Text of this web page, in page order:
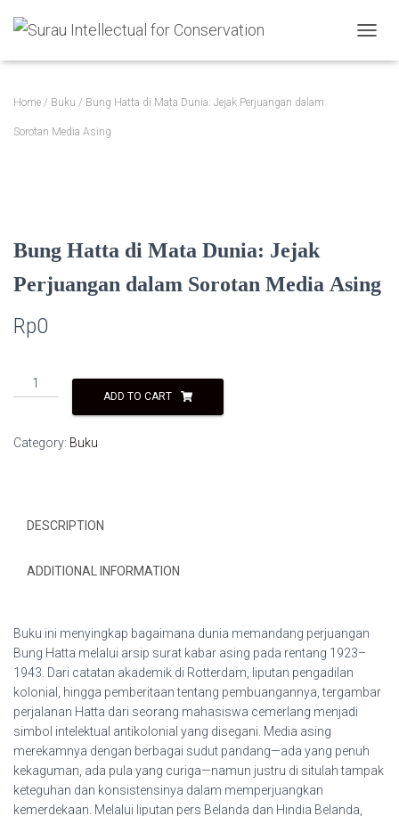
Home / Buku / Bung Hatta di Mata Dunia: Jejak Perjuangan dalam
Sorotan Media Asing
Bung Hatta di Mata Dunia: Jejak
Perjuangan dalam Sorotan Media Asing
Rp0
Bung
Hatta
Mata
ADD TO CART
Category: Buku
DESCRIPTION
ADDITIONAL INFORMATION
Buku ini menyingkap bagaimana dunia memandang perjuangan
Bung Hatta melalui arsip surat kabar asing pada rentang 1923–
1943. Dari catatan akademik di Rotterdam, liputan pengadilan
kolonial, hingga pemberitaan tentang pembuangannya, tergambar
perjalanan Hatta dari seorang mahasiswa cemerlang menjadi
simbol intelektual antikolonial yang disegani. Media asing
merekamnya dengan berbagai sudut pandang—ada yang penuh
kekaguman, ada pula yang curiga—namun justru di situlah tampak
keteguhan dan konsistensinya dalam memperjuangkan
kemerdekaan. Melalui liputan pers Belanda dan Hindia Belanda,